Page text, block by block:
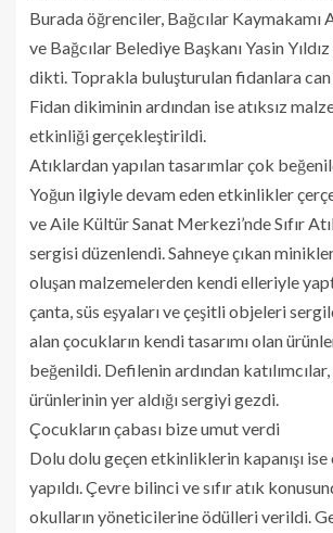
Burada öğrenciler, Bağcılar Kaymakamı
ve Bağcılar Belediye Başkanı Yasin
dikti. Toprakla buluşturulan fidanlara can
Fidan dikiminin ardından ise atıksız
etkinliği gerçekleştirildi.
Atıklardan yapılan tasarımlar çok
Yoğun ilgiyle devam eden etkinlikler
ve Aile Kültür Sanat Merkezi’nde Sıfır
sergisi düzenlendi. Sahneye çıkan
oluşan malzemelerden kendi elleriyle
çanta, süs eşyaları ve çeşitli objeleri
alan çocukların kendi tasarımı olan
beğenildi. Defilenin ardından
ürünlerinin yer aldığı sergiyi gezdi.
Çocukların çabası bize umut verdi
Dolu dolu geçen etkinliklerin kapanışı
yapıldı. Çevre bilinci ve sıfır atık
okulların yöneticilerine ödülleri verildi.